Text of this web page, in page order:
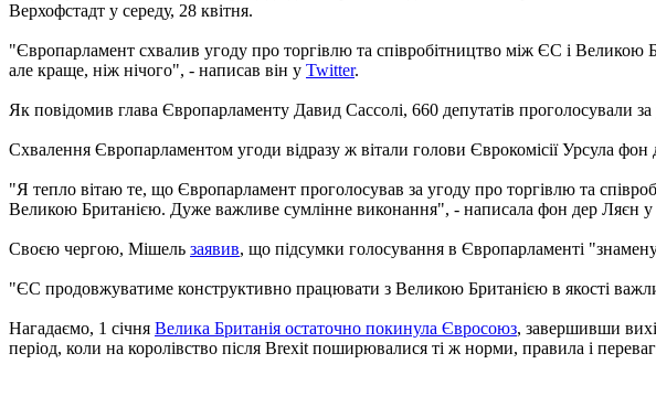
Верхофстадт у середу, 28 квітня.
"Європарламент схвалив угоду про торгівлю та співробітництво між ЄС і Великою
але краще, ніж нічого", - написав він у Twitter.
Як повідомив глава Європарламенту Давид Сассолі, 660 депутатів проголосували
Схвалення Європарламентом угоди відразу ж вітали голови Єврокомісії Урсула
"Я тепло вітаю те, що Європарламент проголосував за угоду про торгівлю та
Великою Британією. Дуже важливе сумлінне виконання", - написала фон дер Ляєн у
Своєю чергою, Мішель заявив, що підсумки голосування в Європарламенті
"ЄС продовжуватиме конструктивно працювати з Великою Британією в якості
Нагадаємо, 1 січня Велика Британія остаточно покинула Євросоюз, завершивши
період, коли на королівство після Brexit поширювалися ті ж норми, правила і